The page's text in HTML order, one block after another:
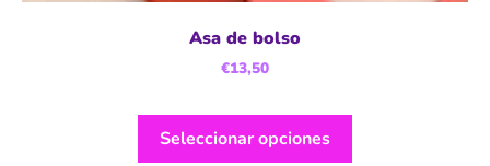
Asa de bolso
€13,50
Seleccionar opciones